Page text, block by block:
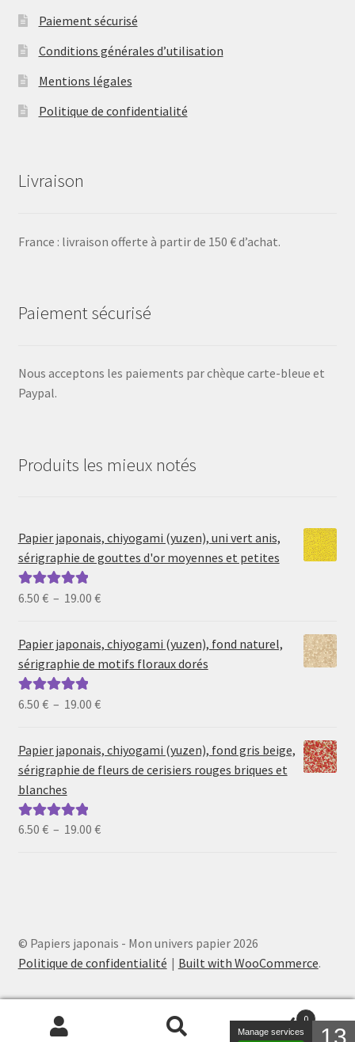
Paiement sécurisé
Conditions générales d’utilisation
Mentions légales
Politique de confidentialité
Livraison
France : livraison offerte à partir de 150 € d’achat.
Paiement sécurisé
Nous acceptons les paiements par chèque carte-bleue et
Paypal.
Produits les mieux notés
Papier japonais, chiyogami (yuzen), uni vert anis,
sérigraphie de gouttes d'or moyennes et petites
Note5.00sur
6.50 € – 19.00 €Plage
prix :
6.50 €
Papier japonais, chiyogami (yuzen), fond naturel,
sérigraphie de motifs floraux dorés
Note5.00sur
6.50 € – 19.00 €Plage
prix :
6.50 €
Papier japonais, chiyogami (yuzen), fond gris beige,
sérigraphie de fleurs de cerisiers rouges briques et
blanches
Note5.00sur
6.50 € – 19.00 €Plage
© Papiers japonais - Mon univers papier 2026
Politique de confidentialité
Built with WooCommerce.
Recherche
Recherche
0
Manage services